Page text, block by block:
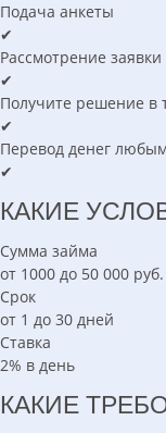
Подача анкеты
✔
Рассмотрение заявки
✔
Получите решение в
✔
Перевод денег
✔
КАКИЕ
Сумма займа
от 1000 до 50 000 руб.
Срок
от 1 до 30 дней
Ставка
2% в день
КАКИЕ